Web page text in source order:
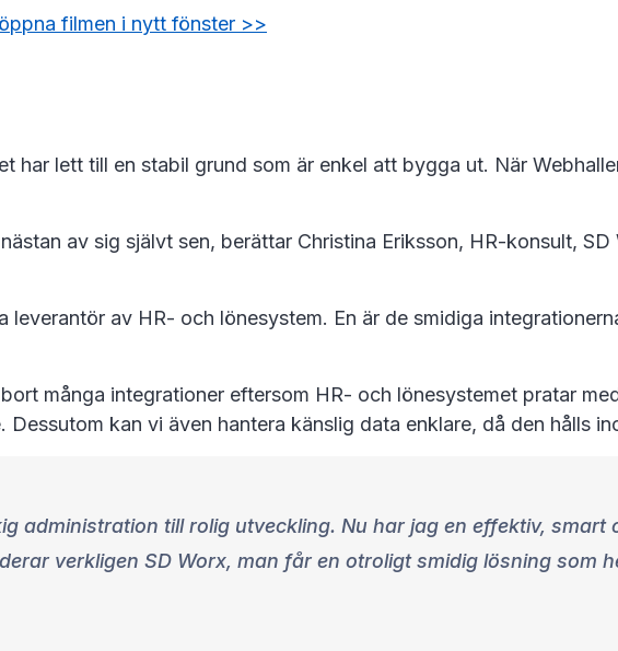
filmen i nytt fönster >>
har lett till en stabil grund som är enkel att bygga ut. När
av sig självt sen, berättar Christina Eriksson, HR-konsult,
av HR- och lönesystem. En är de smidiga
många integrationer eftersom HR- och lönesystemet pratar
kan vi även hantera känslig data enklare, då den hålls
administration till rolig utveckling. Nu har jag en effektiv, smart
verkligen SD Worx, man får en otroligt smidig lösning som